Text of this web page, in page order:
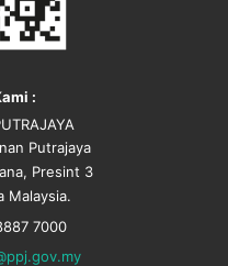
:
Putrajaya
Presint 3
Malaysia.
7000